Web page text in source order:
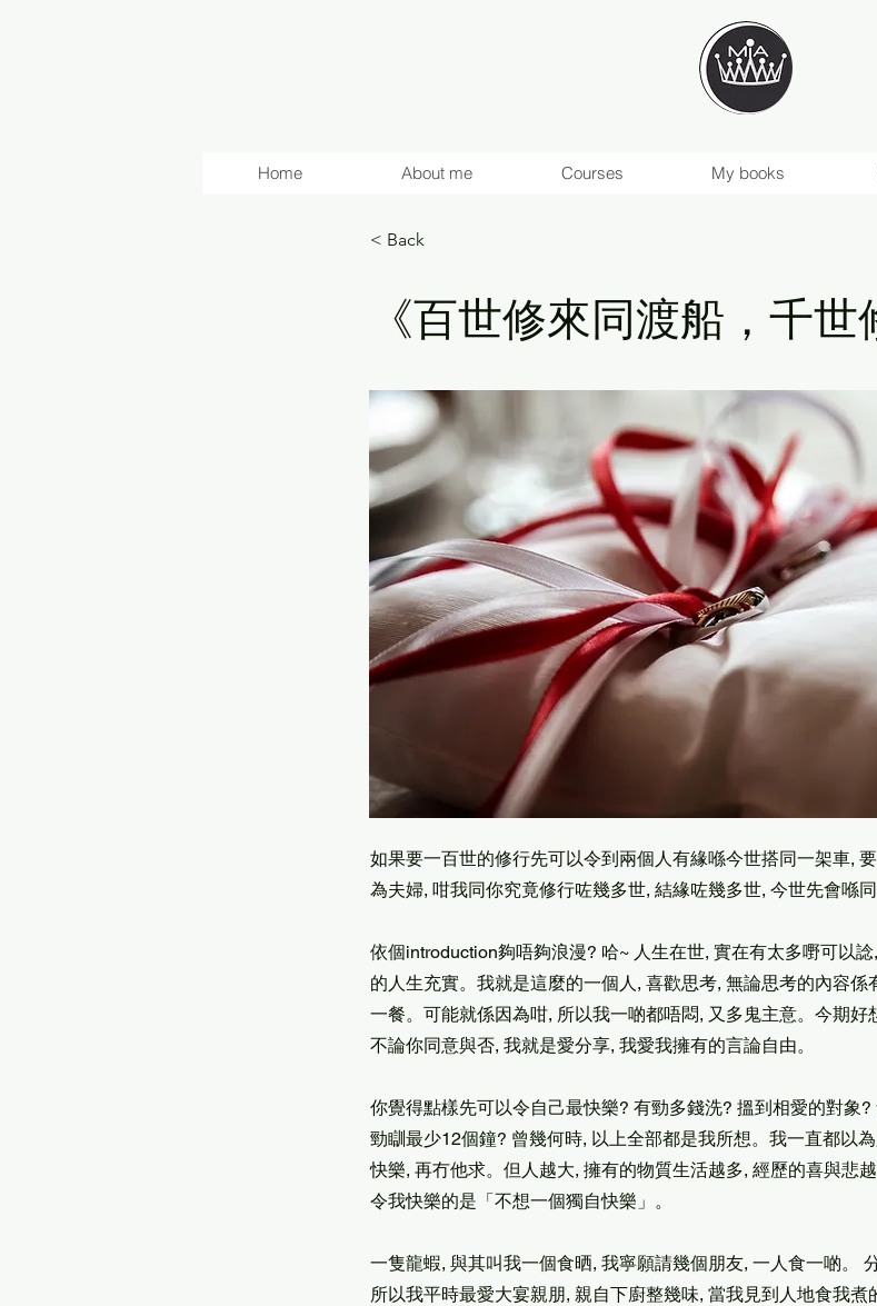
Home About me Courses My books
< Back
《百世修來同渡船，千世
如果要一百世的修行先可以令到兩個人有緣喺今世搭同一架車,
為夫婦, 咁我同你究竟修行咗幾多世, 結緣咗幾多世, 今世先會喺
依個introduction夠唔夠浪漫? 哈~ 人生在世, 實在有太多嘢可以
的人生充實。我就是這麼的一個人, 喜歡思考, 無論思考的內容
一餐。可能就係因為咁, 所以我一啲都唔悶, 又多鬼主意。今期
不論你同意與否, 我就是愛分享, 我愛我擁有的言論自由。
你覺得點樣先可以令自己最快樂? 有勁多錢洗? 搵到相愛的對象
勁瞓最少12個鐘? 曾幾何時, 以上全部都是我所想。我一直都以
快樂, 再冇他求。但人越大, 擁有的物質生活越多, 經歷的喜與悲
令我快樂的是「不想一個獨自快樂」。
一隻龍蝦, 與其叫我一個食晒, 我寧願請幾個朋友, 一人食一啲。
所以我平時最愛大宴親朋, 親自下廚整幾味, 當我見到人地食我